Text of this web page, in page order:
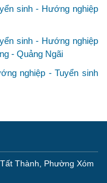
sinh - Hướng nghiệp
sinh - Hướng nghiệp
- Quảng Ngãi
nghiệp - Tuyển sinh
Thành, Phường Xóm